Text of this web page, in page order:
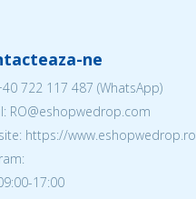
ne
722 117 487 (WhatsApp)
RO@eshopwedrop.com
https://www.eshopwedrop.ro
17:00